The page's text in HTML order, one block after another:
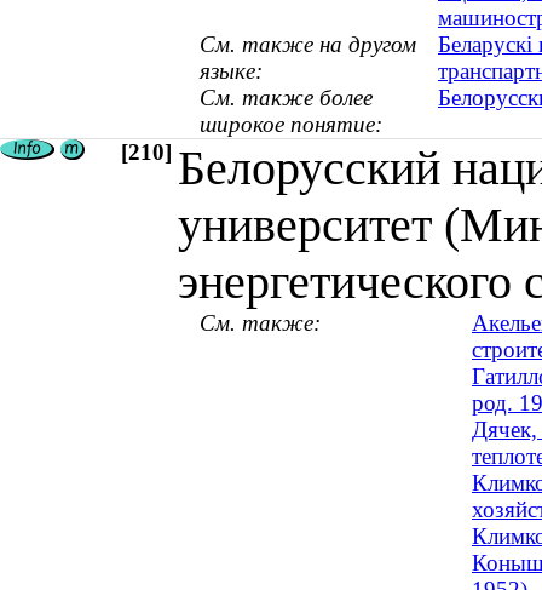
См. также на другом
языке:
См. также более
широкое понятие:
[210] Белорусский
университет
энергетического
См. также:
род.
Дячек,